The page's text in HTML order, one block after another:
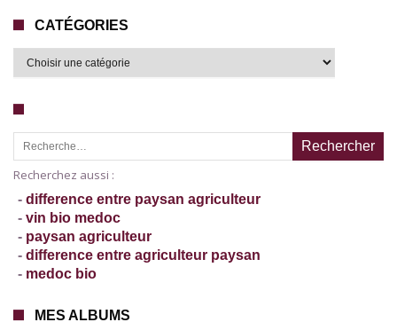
CATÉGORIES
Recherche pour :
Recherchez aussi :
- difference entre paysan agriculteur
- vin bio medoc
- paysan agriculteur
- difference entre agriculteur paysan
- medoc bio
MES ALBUMS